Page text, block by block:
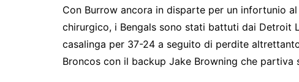
Con Burrow ancora in disparte per un infortunio
chirurgico, i Bengals sono stati battuti dai Detroit
casalinga per 37-24 a seguito di perdite
Broncos con il backup Jake Browning che partiva